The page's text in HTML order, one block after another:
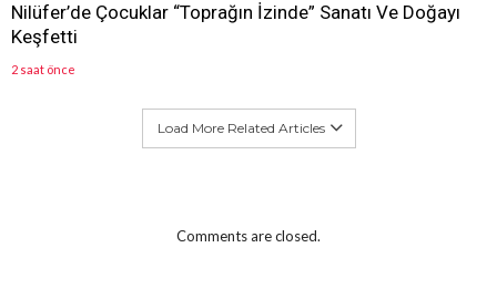
Nilüfer’de Çocuklar “Toprağın İzinde” Sanatı Ve Doğayı
Keşfetti
2 saat önce
Load More Related Articles
Comments are closed.